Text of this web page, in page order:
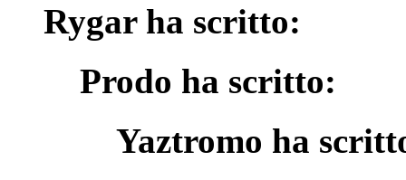
Rygar ha scritto:
Prodo ha scritto:
Yaztromo ha